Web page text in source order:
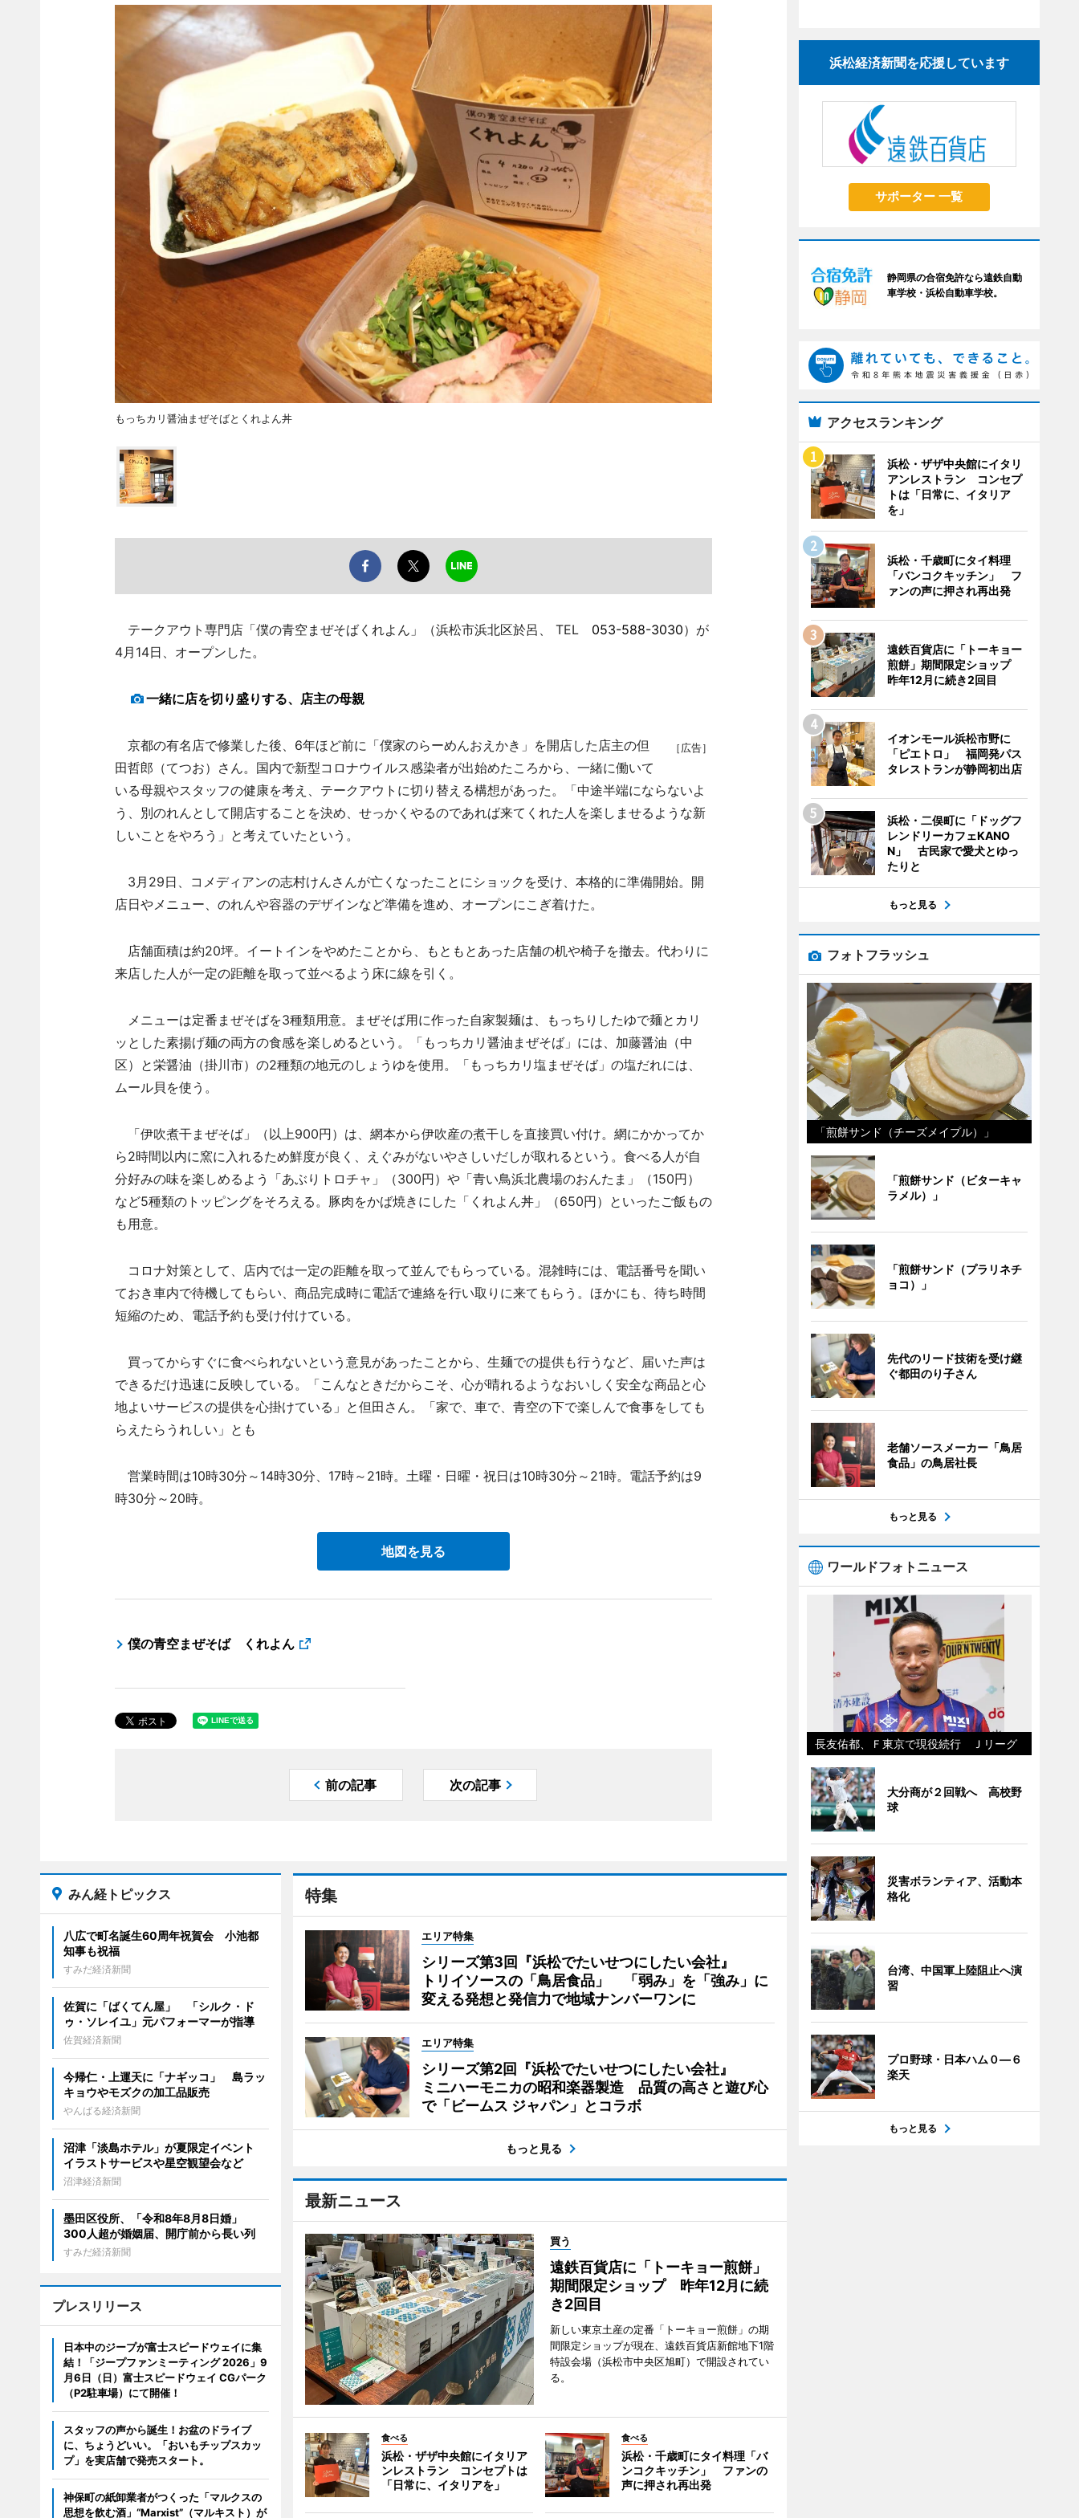
もっちカリ醤油まぜそばとくれよん丼
テークアウト専門店「僕の青空まぜそばくれよん」（浜松市浜北区於呂、 TEL 053-588-3030）が
4月14日、オープンした。
一緒に店を切り盛りする、店主の母親
［広告］
京都の有名店で修業した後、6年ほど前に「僕家のらーめんおえかき」を開店した店主の但
田哲郎（てつお）さん。国内で新型コロナウイルス感染者が出始めたころから、一緒に働いて
いる母親やスタッフの健康を考え、テークアウトに切り替える構想があった。「中途半端にならないよ
う、別のれんとして開店することを決め、せっかくやるのであれば来てくれた人を楽しませるような新
しいことをやろう」と考えていたという。
3月29日、コメディアンの志村けんさんが亡くなったことにショックを受け、本格的に準備開始。開
店日やメニュー、のれんや容器のデザインなど準備を進め、オープンにこぎ着けた。
店舗面積は約20坪。イートインをやめたことから、もともとあった店舗の机や椅子を撤去。代わりに
来店した人が一定の距離を取って並べるよう床に線を引く。
メニューは定番まぜそばを3種類用意。まぜそば用に作った自家製麺は、もっちりしたゆで麺とカリ
ッとした素揚げ麺の両方の食感を楽しめるという。「もっちカリ醤油まぜそば」には、加藤醤油（中
区）と栄醤油（掛川市）の2種類の地元のしょうゆを使用。「もっちカリ塩まぜそば」の塩だれには、
ムール貝を使う。
「伊吹煮干まぜそば」（以上900円）は、網本から伊吹産の煮干しを直接買い付け。網にかかってか
ら2時間以内に窯に入れるため鮮度が良く、えぐみがないやさしいだしが取れるという。食べる人が自
分好みの味を楽しめるよう「あぶりトロチャ」（300円）や「青い鳥浜北農場のおんたま」（150円）
など5種類のトッピングをそろえる。豚肉をかば焼きにした「くれよん丼」（650円）といったご飯もの
も用意。
コロナ対策として、店内では一定の距離を取って並んでもらっている。混雑時には、電話番号を聞い
ておき車内で待機してもらい、商品完成時に電話で連絡を行い取りに来てもらう。ほかにも、待ち時間
短縮のため、電話予約も受け付けている。
買ってからすぐに食べられないという意見があったことから、生麺での提供も行うなど、届いた声は
できるだけ迅速に反映している。「こんなときだからこそ、心が晴れるようなおいしく安全な商品と心
地よいサービスの提供を心掛けている」と但田さん。「家で、車で、青空の下で楽しんで食事をしても
らえたらうれしい」とも
営業時間は10時30分～14時30分、17時～21時。土曜・日曜・祝日は10時30分～21時。電話予約は9
時30分～20時。
地図を見る
僕の青空まぜそば くれよん
前の記事 次の記事
特集
エリア特集
シリーズ第3回『浜松でたいせつにしたい会社』
トリイソースの「鳥居食品」 「弱み」を「強み」に
変える発想と発信力で地域ナンバーワンに
エリア特集
シリーズ第2回『浜松でたいせつにしたい会社』
ミニハーモニカの昭和楽器製造 品質の高さと遊び心
で「ビームス ジャパン」とコラボ
もっと見る
最新ニュース
買う
遠鉄百貨店に「トーキョー煎餅」
期間限定ショップ 昨年12月に続
き2回目
新しい東京土産の定番「トーキョー煎餅」の期
間限定ショップが現在、遠鉄百貨店新館地下1階
特設会場（浜松市中央区旭町）で開設されてい
る。
食べる
浜松・ザザ中央館にイタリア
ンレストラン コンセプトは
「日常に、イタリアを」
食べる
浜松・千歳町にタイ料理「バ
ンコクキッチン」 ファンの
声に押され再出発
みん経トピックス
八広で町名誕生60周年祝賀会 小池都
知事も祝福
すみだ経済新聞
佐賀に「ばくてん屋」 「シルク・ド
ゥ・ソレイユ」元パフォーマーが指導
佐賀経済新聞
今帰仁・上運天に「ナギッコ」 島ラッ
キョウやモズクの加工品販売
やんばる経済新聞
沼津「淡島ホテル」が夏限定イベント
イラストサービスや星空観望会など
沼津経済新聞
墨田区役所、「令和8年8月8日婚」
300人超が婚姻届、開庁前から長い列
すみだ経済新聞
プレスリリース
日本中のジープが富士スピードウェイに集
結！「ジープファンミーティング 2026」9
月6日（日）富士スピードウェイ CGパーク
（P2駐車場）にて開催！
スタッフの声から誕生！お盆のドライブ
に、ちょうどいい。「おいもチップスカッ
プ」を実店舗で発売スタート。
神保町の紙卸業者がつくった「マルクスの
思想を飲む酒」“Marxist”（マルキスト）が
浜松経済新聞を応援しています
サポーター 一覧
静岡県の合宿免許なら遠鉄自動
車学校・浜松自動車学校。
アクセスランキング
浜松・ザザ中央館にイタリ
アンレストラン コンセプ
トは「日常に、イタリア
を」
浜松・千歳町にタイ料理
「バンコクキッチン」 フ
ァンの声に押され再出発
遠鉄百貨店に「トーキョー
煎餅」期間限定ショップ
昨年12月に続き2回目
イオンモール浜松市野に
「ピエトロ」 福岡発パス
タレストランが静岡初出店
浜松・二俣町に「ドッグフ
レンドリーカフェKANO
N」 古民家で愛犬とゆっ
たりと
もっと見る
フォトフラッシュ
「煎餅サンド（チーズメイプル）」
「煎餅サンド（ビターキャ
ラメル）」
「煎餅サンド（プラリネチ
ョコ）」
先代のリード技術を受け継
ぐ都田のり子さん
老舗ソースメーカー「鳥居
食品」の鳥居社長
もっと見る
ワールドフォトニュース
長友佑都、Ｆ東京で現役続行 Ｊリーグ
大分商が２回戦へ 高校野
球
災害ボランティア、活動本
格化
台湾、中国軍上陸阻止へ演
習
プロ野球・日本ハム０―６
楽天
もっと見る